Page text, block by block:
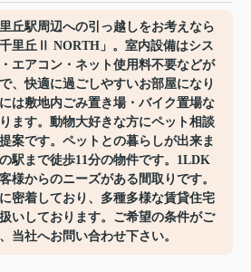
丘駅周辺への引っ越しをお考えなら
千里丘Ⅱ NORTH」。室内設備はシス
エアコン・ネット使用料不要などが
、快適に過ごしやすいお部屋になり
は敷地内ごみ置き場・バイク置場な
ます。動物大好きな方にペット相談
案です。ペットとの暮らしが出来ま
駅まで徒歩11分の物件です。1LDK
様からのニーズがある間取りです。
密着しており、多種多様な賃貸住宅
いしております。ご希望の条件がご
当社へお問い合わせ下さい。